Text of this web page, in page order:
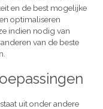
en de best mogelijke
optimaliseren
indien nodig van
van de beste
uit onder andere